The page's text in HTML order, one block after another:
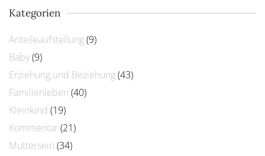
Kategorien
Anteileaufstellung(9)
Baby(9)
Erziehung und Beziehung(43)
Familienleben (40)
Kleinkind (19)
Kommentar(21)
Muttersein (34)